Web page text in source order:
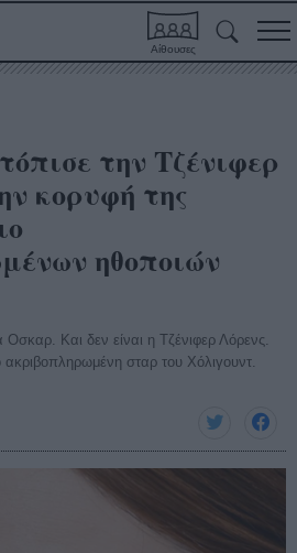
Αίθουσες
την Τζένιφερ
κορυφή της
ηθοποιών
Οσκαρ. Και δεν είναι η Τζένιφερ Λόρενς.
ακριβοπληρωμένη σταρ του Χόλιγουντ.